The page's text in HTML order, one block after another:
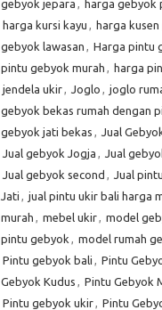
gebyok jepara , harga gebyok
harga kursi kayu , harga
gebyok lawasan , Harga pintu
pintu gebyok murah , harga
jendela ukir, Joglo , joglo
gebyok bekas rumah dengan
gebyok jati bekas , Jual
Jual gebyok Jogja , Jual
Jual gebyok second , Jual
Jati , jual pintu ukir bali harga
murah , mebel ukir, model
pintu gebyok , model rumah
Pintu gebyok bali , Pintu
Gebyok Kudus , Pintu Gebyok
Pintu gebyok ukir, Pintu